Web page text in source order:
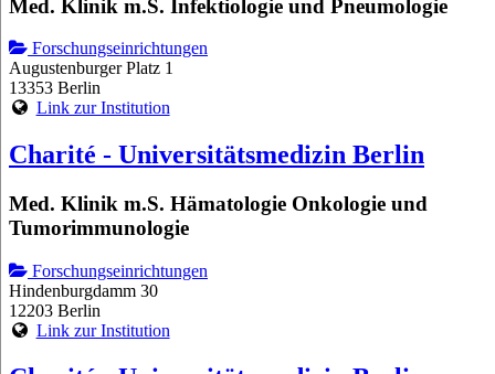
Med. Klinik m.S. Infektiologie und Pneumologie
Forschungseinrichtungen
Augustenburger Platz 1
13353 Berlin
Link zur Institution
Charité - Universitätsmedizin Berlin
Med. Klinik m.S. Hämatologie Onkologie und
Tumorimmunologie
Forschungseinrichtungen
Hindenburgdamm 30
12203 Berlin
Link zur Institution